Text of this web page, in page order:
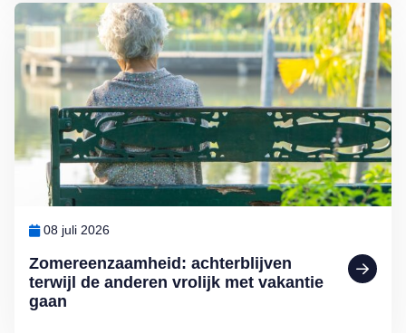
Zomereenzaamheid: achterblijven
terwijl de anderen vrolijk met vakantie
gaan
08 juli 2026
Lees meer over Zomereenzaamheid: achterblijven terwijl de